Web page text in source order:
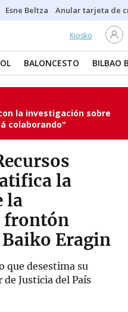
Esne Beltza Anular tarjeta de
Kiosko
BALONCESTO BILBAO
la investigación sobre
colaborando"
la
la
frontón
Eragin
que desestima su
Justicia del País